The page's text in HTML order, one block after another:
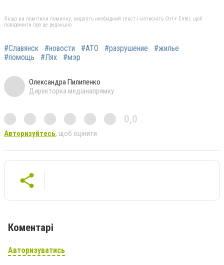
Якщо ви помітили помилку, виділіть необхідний текст і натисніть Ctrl + Enter, щоб
повідомити про це редакцію
#Славянск #новости #АТО #разрушение
#жилье
#помощь
#Лях #мэр
Олександра Пилипенко
Директорка медіанапрямку
0,0
Авторизуйтесь, щоб оцінити
Коментарі
Авторизуватись